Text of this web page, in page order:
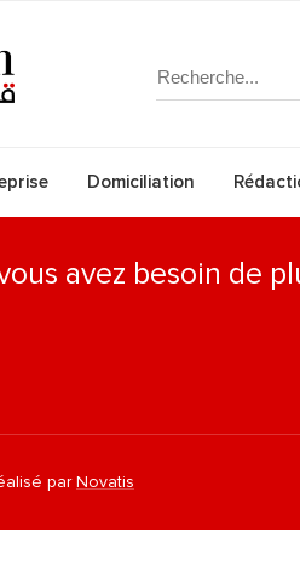
Domiciliation
avez besoin de
parNovatis